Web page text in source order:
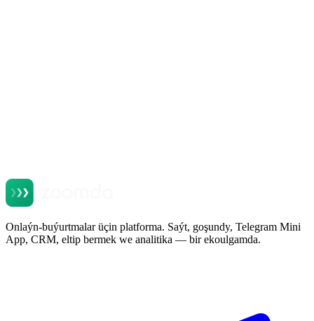
Onlaýn-buýurtmalar üçin platforma. Saýt, goşundy, Telegram Mini
App, CRM, eltip bermek we analitika — bir ekoulgamda.